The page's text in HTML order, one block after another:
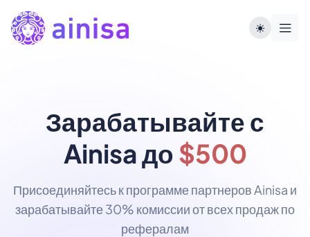
Зарабатывайте с
Ainisa до$500
Присоединяйтесь к программе партнеров Ainisa и
зарабатывайте 30% комиссии от всех продаж по
рефералам